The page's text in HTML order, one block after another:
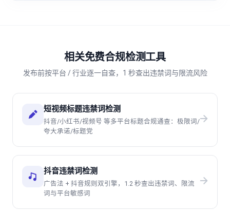
相关免费合规检测工具
发布前按平台 / 行业逐一自查，1 秒查出违禁词与限流风险
短视频标题违禁词检测
抖音/小红书/视频号 等多平台标题合规通查：极限词/
夸大承诺/标题党
抖音违禁词检测
广告法 + 抖音规则双引擎，1.2 秒查出违禁词、限流
词与平台敏感词